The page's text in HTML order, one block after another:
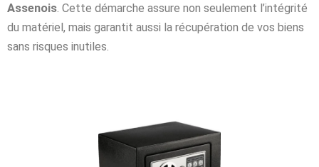
Assenois. Cette démarche assure non seulement l’intégrité
du matériel, mais garantit aussi la récupération de vos biens
sans risques inutiles.